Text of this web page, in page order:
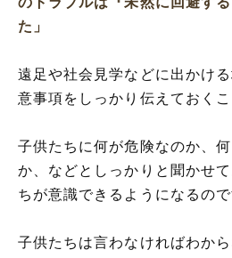
た」
遠足や社会見学などに出かけ
意事項をしっかり伝えておくこ
子供たちに何が危険なのか、
か、などとしっかりと聞かせ
ちが意識できるようになるので
子供たちは言わなければわか